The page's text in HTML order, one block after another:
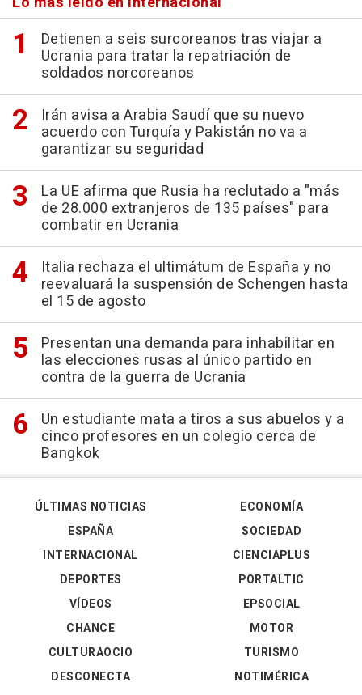
Detienen a seis surcoreanos tras viajar a
Ucrania para tratar la repatriación de
soldados norcoreanos
Irán avisa a Arabia Saudí que su nuevo
acuerdo con Turquía y Pakistán no va a
garantizar su seguridad
La UE afirma que Rusia ha reclutado a "más
de 28.000 extranjeros de 135 países" para
combatir en Ucrania
Italia rechaza el ultimátum de España y no
reevaluará la suspensión de Schengen hasta
el 15 de agosto
Presentan una demanda para inhabilitar en
las elecciones rusas al único partido en
contra de la guerra de Ucrania
Un estudiante mata a tiros a sus abuelos y a
cinco profesores en un colegio cerca de
Bangkok
ÚLTIMAS NOTICIAS
ESPAÑA
INTERNACIONAL
DEPORTES
VÍDEOS
ECONOMÍA
SOCIEDAD
CIENCIAPLUS
PORTALTIC
EPSOCIAL
CHANCE
CULTURAOCIO
DESCONECTA
MOTOR
TURISMO
NOTIMÉRICA